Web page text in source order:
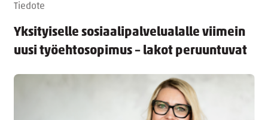
Tiedote
Yksityiselle sosiaalipalvelualalle viimein
uusi työehtosopimus – lakot peruuntuvat